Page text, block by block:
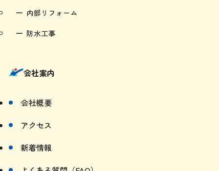
内部リフォーム
防水工事
会社案内
会社概要
アクセス
新着情報